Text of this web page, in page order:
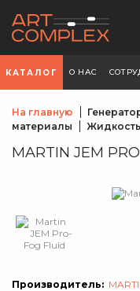
КАТАЛОГ О НАС
На главную
материалы
MARTIN JEM
Производитель: